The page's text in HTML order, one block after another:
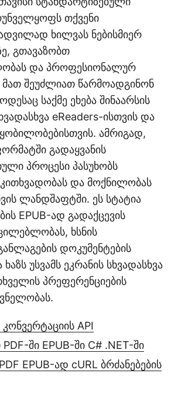
თქვენი
ხილვას ნებისმიერ
გთავაზობთ
და პროფესიონალურ
მათ შეუძლიათ წარმოადგინონ
საქმე ეხება შინაარსის
eReaders-ისთვის და
ამრიგად,
გადაყვანის
პროცესი პასუხობს
და მოქნილობას
ლანდშაფტში. ეს სტატია
EPUB-ად გადაქცევის
ხსნის
დოკუმენტების
უსვამს ეკრანის სხვადასხვა
პრეფერენციების
API
ში EPUB-ში C# .NET-ში
EPUB-ად cURL ბრძანებების